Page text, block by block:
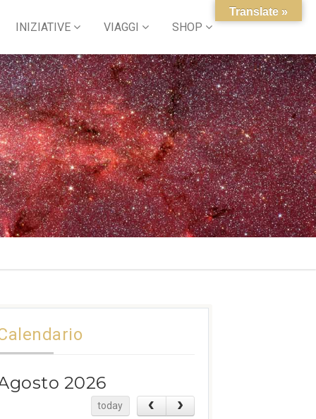
INIZIATIVE VIAGGI SHOP
2026
today
Translate »